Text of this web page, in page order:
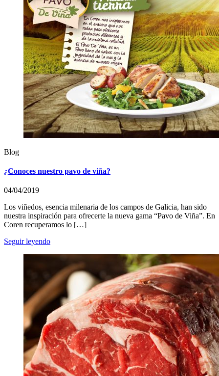
Blog
¿Conoces nuestro pavo de viña?
04/04/2019
Los viñedos, esencia milenaria de los campos de Galicia, han sido
nuestra inspiración para ofrecerte la nueva gama “Pavo de Viña”. En
Coren recuperamos lo […]
Seguir leyendo